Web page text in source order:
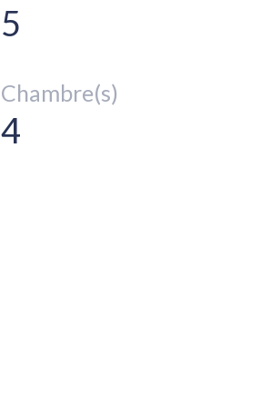
5
Chambre(s)
4